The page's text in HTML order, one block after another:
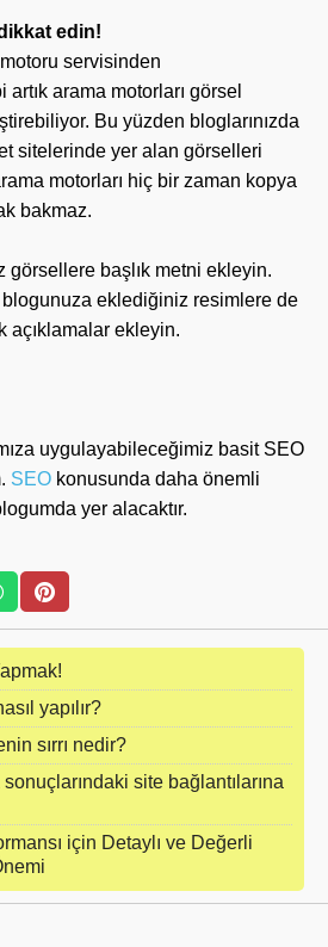
edin!
servisinden
arama motorları görsel
Bu yüzden bloglarınızda
sitelerinde yer alan görselleri
motorları hiç bir zaman kopya
bakmaz.
görsellere başlık metni ekleyin.
eklediğiniz resimlere de
açıklamalar ekleyin.
uygulayabileceğimiz basit SEO
SEO konusunda daha önemli
yer alacaktır.
yapılır?
sırrı nedir?
site bağlantılarına
için Detaylı ve Değerli